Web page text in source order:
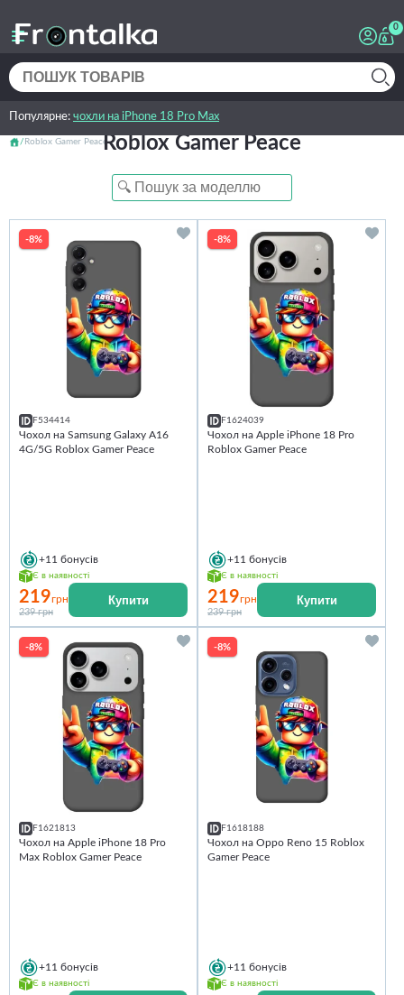
0
Популярне: чохли на iPhone 18 Pro Max
Roblox Gamer PeaceRoblox Gamer Peace
-8%
F534414
Чохол на Samsung Galaxy A16
4G/5G Roblox Gamer Peace
+11 бонусів
Є в наявності
219грн
239 грн
Купити
-8%
F1624039
Чохол на Apple iPhone 18 Pro
Roblox Gamer Peace
+11 бонусів
Є в наявності
219грн
239 грн
Купити
-8%
F1621813
Чохол на Apple iPhone 18 Pro
Max Roblox Gamer Peace
+11 бонусів
Є в наявності
-8%
F1618188
Чохол на Oppo Reno 15 Roblox
Gamer Peace
+11 бонусів
Є в наявності